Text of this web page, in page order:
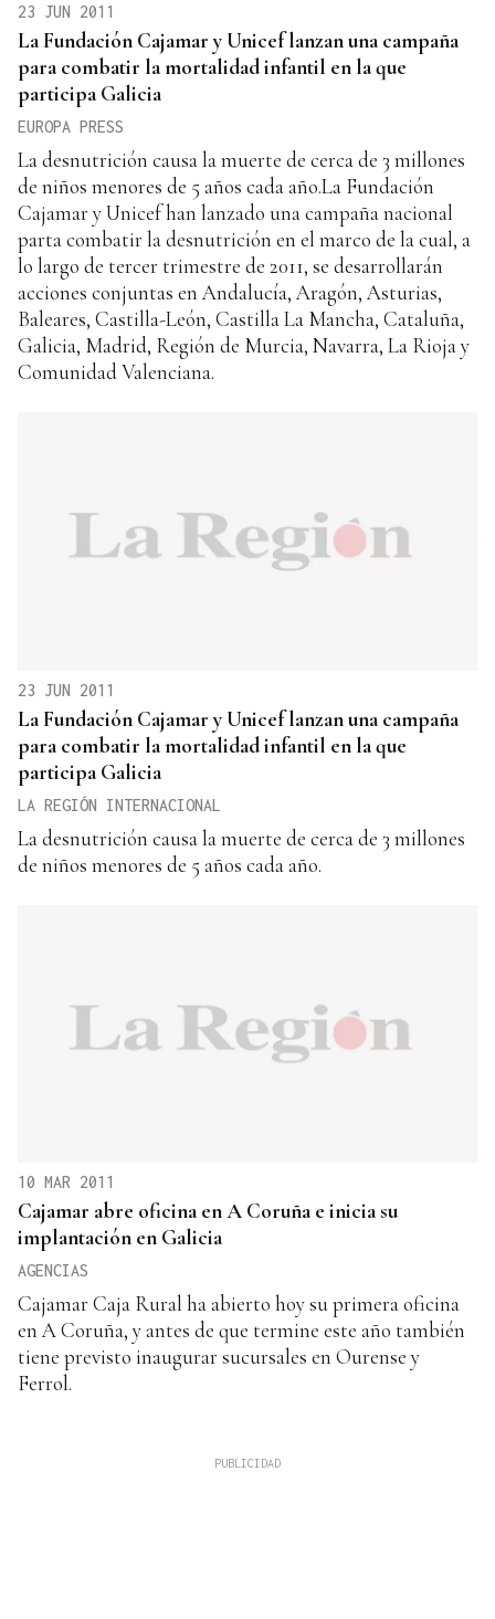
23 JUN 2011
La Fundación Cajamar y Unicef lanzan una campaña
para combatir la mortalidad infantil en la que
participa Galicia
EUROPA PRESS
La desnutrición causa la muerte de cerca de 3 millones
de niños menores de 5 años cada año.La Fundación
Cajamar y Unicef han lanzado una campaña nacional
parta combatir la desnutrición en el marco de la cual, a
lo largo de tercer trimestre de 2011, se desarrollarán
acciones conjuntas en Andalucía, Aragón, Asturias,
Baleares, Castilla-León, Castilla La Mancha, Cataluña,
Galicia, Madrid, Región de Murcia, Navarra, La Rioja y
Comunidad Valenciana.
23 JUN 2011
La Fundación Cajamar y Unicef lanzan una campaña
para combatir la mortalidad infantil en la que
participa Galicia
LA REGIÓN INTERNACIONAL
La desnutrición causa la muerte de cerca de 3 millones
de niños menores de 5 años cada año.
10 MAR 2011
Cajamar abre oficina en A Coruña e inicia su
implantación en Galicia
AGENCIAS
Cajamar Caja Rural ha abierto hoy su primera oficina
en A Coruña, y antes de que termine este año también
tiene previsto inaugurar sucursales en Ourense y
Ferrol.